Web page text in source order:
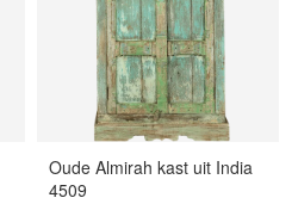
Oude Almirah kast uit India
4509